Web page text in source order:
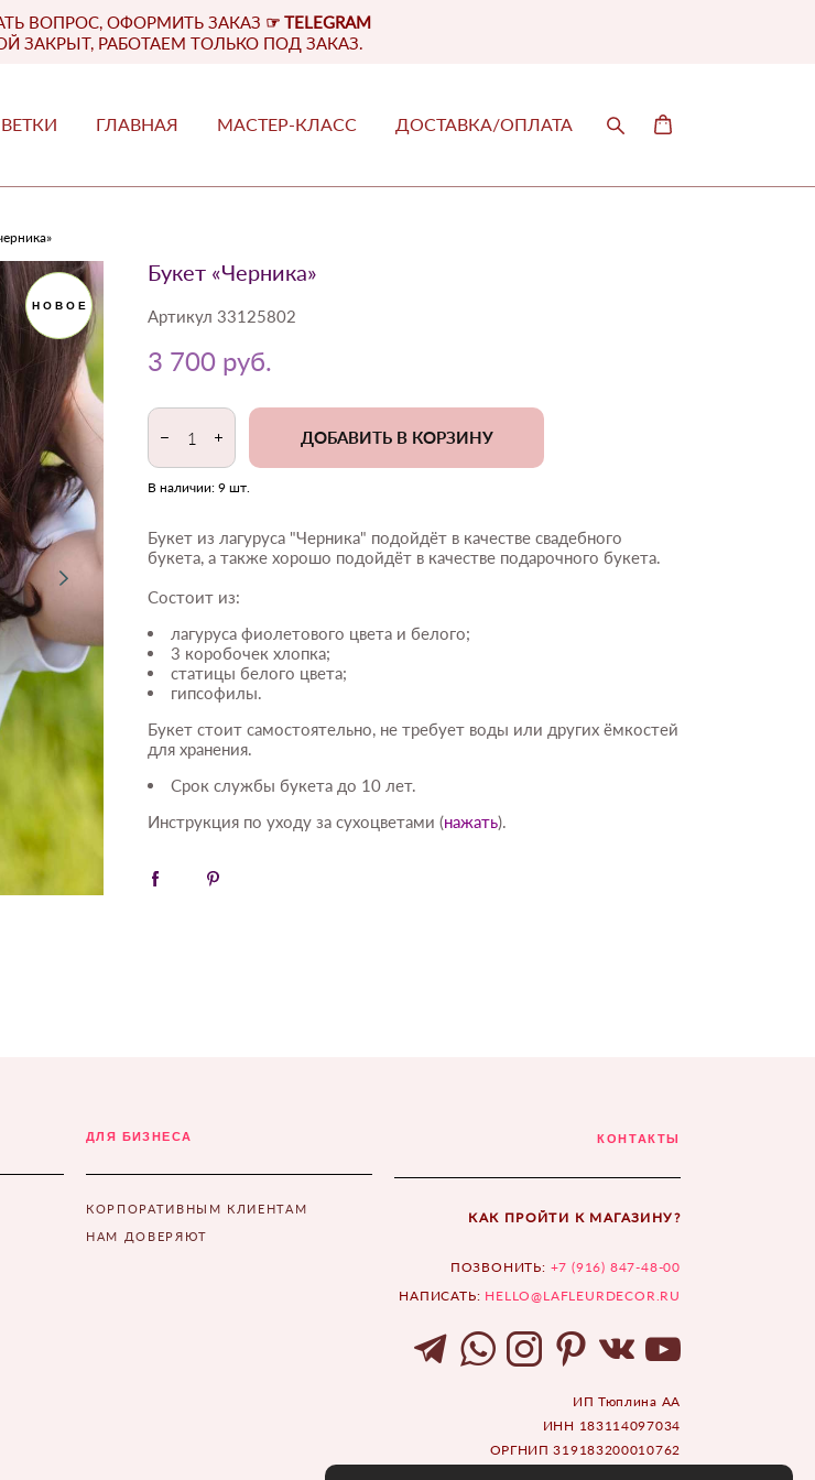
ВОПРОС, ОФОРМИТЬ ЗАКАЗ ☞ TELEGRAM
ЗАКРЫТ, РАБОТАЕМ ТОЛЬКО ПОД ЗАКАЗ.
ВЕТКИ ГЛАВНАЯ МАСТЕР-КЛАСС ДОСТАВКА/ОПЛАТА
МАСТЕР-КЛАСС
НОВОЕ
Букет «Черника»
Артикул 33125802
3 700 pуб.
В наличии: 9 шт.
ДОБАВИТЬ В КОРЗИНУ
Букет из лагуруса "Черника" подойдёт в качестве свадебного
букета, а также хорошо подойдёт в качестве подарочного букета.
Состоит из:
лагуруса фиолетового цвета и белого;
3 коробочек хлопка;
статицы белого цвета;
гипсофилы.
Букет стоит самостоятельно, не требует воды или других ёмкостей
для хранения.
Срок службы букета до 10 лет.
Инструкция по уходу за сухоцветами (нажать).
ДЛЯ БИЗНЕСА
КОРПОРАТИВНЫМ КЛИЕНТАМ
НАМ ДОВЕРЯЮТ
КОНТАКТЫ
КАК ПРОЙТИ К МАГАЗИНУ?
ПОЗВОНИТЬ: +7 (916) 847-48-00
НАПИСАТЬ: HELLO@LAFLEURDECOR.RU
ИП Тюплина АА
ИНН 183114097034
ОРГНИП 319183200010762